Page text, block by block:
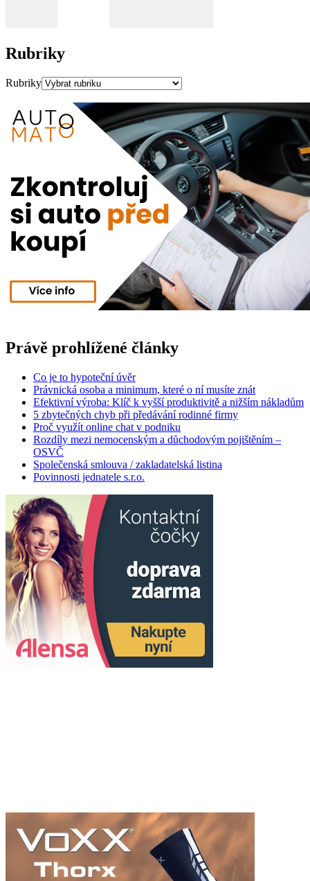
Rubriky
Rubriky
Právě prohlížené články
Co je to hypoteční úvěr
Právnická osoba a minimum, které o ní musíte znát
Efektivní výroba: Klíč k vyšší produktivitě a nižším nákladům
5 zbytečných chyb při předávání rodinné firmy
Proč využít online chat v podniku
Rozdíly mezi nemocenským a důchodovým pojištěním –
OSVČ
Společenská smlouva / zakladatelská listina
Povinnosti jednatele s.r.o.